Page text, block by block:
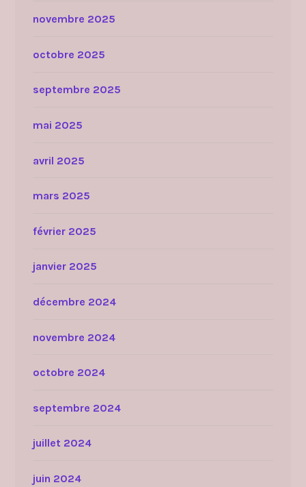
novembre 2025
octobre 2025
septembre 2025
mai 2025
avril 2025
mars 2025
février 2025
janvier 2025
décembre 2024
novembre 2024
octobre 2024
septembre 2024
juillet 2024
juin 2024